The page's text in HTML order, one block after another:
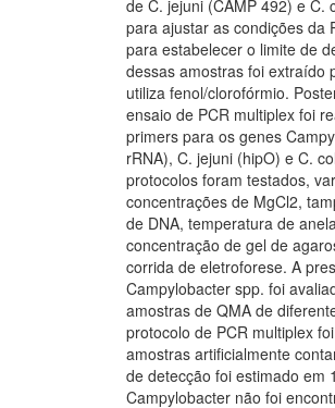
de C. jejuni (CAMP 492) e C.
para ajustar as condições da
para estabelecer o limite de
dessas amostras foi extraído
utiliza fenol/clorofórmio.
ensaio de PCR multiplex foi
primers para os genes
rRNA), C. jejuni (hipO) e C.
protocolos foram testados,
concentrações de MgCl2,
de DNA, temperatura de
concentração de gel de
corrida de eletroforese. A
Campylobacter spp. foi
amostras de QMA de
protocolo de PCR multiplex
amostras artificialmente
de detecção foi estimado em
Campylobacter não foi